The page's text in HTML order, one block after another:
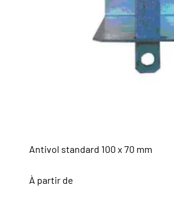
Antivol standard 100 x 70 mm
À partir de